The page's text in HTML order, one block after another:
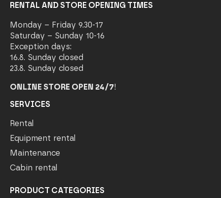
RENTAL AND STORE OPENING TIMES
Monday – Friday 9.30-17
Saturday – Sunday 10-16
Exception days:
16.8. Sunday closed
23.8. Sunday closed
ONLINE STORE OPEN 24/7!
SERVICES
Rental
Equipment rental
Maintenance
Cabin rental
PRODUCT CATEGORIES